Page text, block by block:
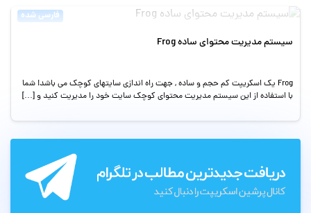
فارسی شده
سیستم مدیریت محتوای ساده Frog
Frog یک اسکریپت کم حجم و ساده , جهت راه اندازی سایتهای کوچک می باشد! شما
با استفاده از این سیستم مدیریت محتوای کوچک سایت خود را مدیریت کنید و […]